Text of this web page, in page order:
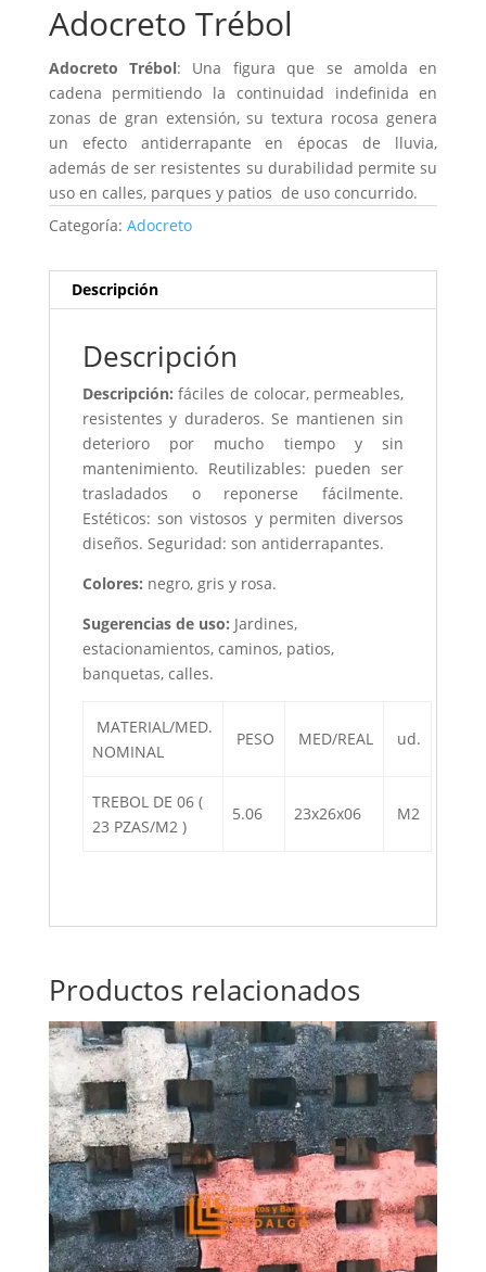
Adocreto Trébol
Adocreto Trébol: Una figura que se amolda en
cadena permitiendo la continuidad indefinida en
zonas de gran extensión, su textura rocosa genera
un efecto antiderrapante en épocas de lluvia,
además de ser resistentes su durabilidad permite su
uso en calles, parques y patios de uso concurrido.
Categoría: Adocreto
Descripción
Descripción
Descripción: fáciles de colocar, permeables,
resistentes y duraderos. Se mantienen sin
deterioro por mucho tiempo y sin
mantenimiento. Reutilizables: pueden ser
trasladados o reponerse fácilmente.
Estéticos: son vistosos y permiten diversos
diseños. Seguridad: son antiderrapantes.
Colores: negro, gris y rosa.
Sugerencias de uso: Jardines,
estacionamientos, caminos, patios,
banquetas, calles.
MATERIAL/MED.
NOMINAL
PESO MED/REAL ud.
TREBOL DE 06 (
23 PZAS/M2 )
5.06 23x26x06 M2
Productos relacionados